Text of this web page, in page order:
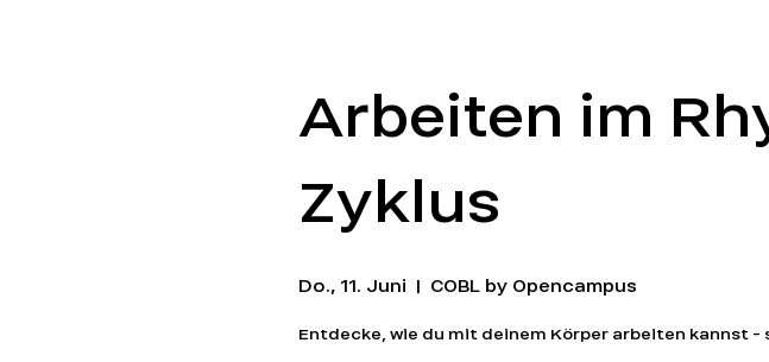
Arbeiten im
Zyklus
Do., 11. Juni
  |
COBL by Opencampus
Entdecke, wie du mit deinem Körper arbeiten kannst